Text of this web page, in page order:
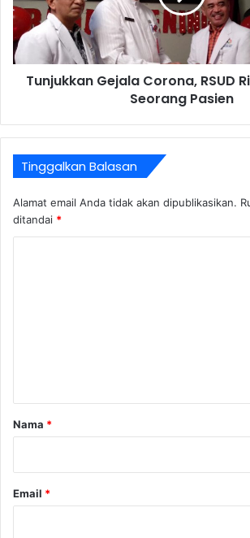
Tunjukkan Gejala Corona, RSUD
Seorang Pasien
Tinggalkan Balasan
Alamat email Anda tidak akan dipublikasikan.
ditandai *
rNama *
Email *